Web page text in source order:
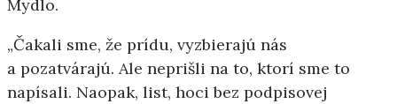
Mydlo.
„Čakali sme, že prídu, vyzbierajú nás
a pozatvárajú. Ale neprišli na to, ktorí sme to
napísali. Naopak, list, hoci bez podpisovej